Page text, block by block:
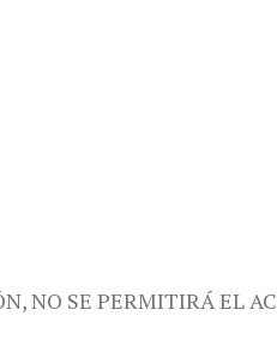
NO SE PERMITIRÁ EL